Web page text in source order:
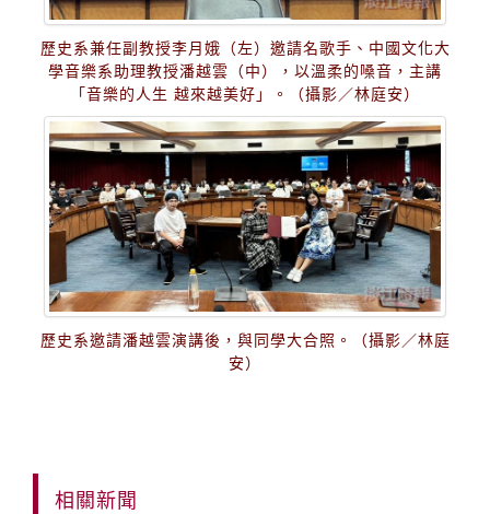
歷史系兼任副教授李月娥（左）邀請名歌手、中國文化大
學音樂系助理教授潘越雲（中），以溫柔的嗓音，主講
「音樂的人生 越來越美好」。（攝影／林庭安）
歷史系邀請潘越雲演講後，與同學大合照。（攝影／林庭
安）
相關新聞